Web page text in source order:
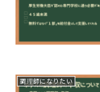
調理師になりたい